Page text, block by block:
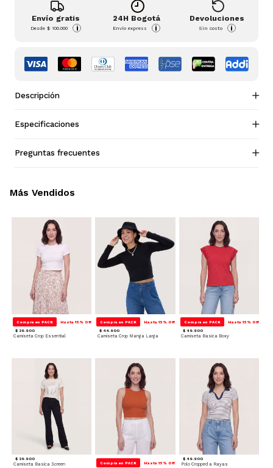
Envío gratis
Desde$ 100.000 i
24H Bogotá
Envío express i
Devoluciones
Sin costo i
Descripción
Especificaciones
Preguntas frecuentes
Compra en PACK Hasta 15% Off
$ 39.900
Camiseta Crop Essential
Compra en PACK Hasta 15% Off
$ 44.900
Camiseta Crop Manga Larga
Compra en PACK Hasta 15% Off
$ 49.900
Camiseta Basica Boxy
$ 39.900
Camiseta Basica Screen Compra en PACK Hasta 15% Off
$ 49.900
Polo Cropped a Rayas
Más Vendidos